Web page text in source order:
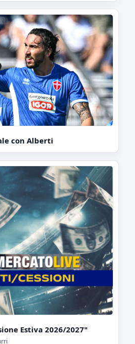
con Alberti
Estiva 2026/2027"